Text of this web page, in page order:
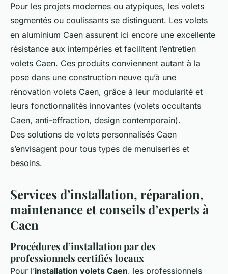
Pour les projets modernes ou atypiques, les volets
segmentés ou coulissants se distinguent. Les volets
en aluminium Caen assurent ici encore une excellente
résistance aux intempéries et facilitent l’entretien
volets Caen. Ces produits conviennent autant à la
pose dans une construction neuve qu’à une
rénovation volets Caen, grâce à leur modularité et
leurs fonctionnalités innovantes (volets occultants
Caen, anti-effraction, design contemporain).
Des solutions de volets personnalisés Caen
s’envisagent pour tous types de menuiseries et
besoins.
Services d’installation, réparation,
maintenance et conseils d’experts à
Caen
Procédures d’installation par des
professionnels certifiés locaux
Pour l’installation volets Caen, les professionnels